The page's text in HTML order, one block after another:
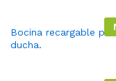
Bocina recargable
ducha.